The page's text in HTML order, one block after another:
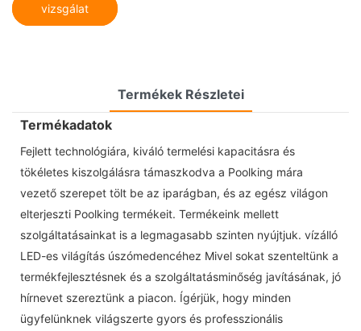
vizsgálat
Termékek Részletei
Termékadatok
Fejlett technológiára, kiváló termelési kapacitásra és
tökéletes kiszolgálásra támaszkodva a Poolking mára
vezető szerepet tölt be az iparágban, és az egész világon
elterjeszti Poolking termékeit. Termékeink mellett
szolgáltatásainkat is a legmagasabb szinten nyújtjuk. vízálló
LED-es világítás úszómedencéhez Mivel sokat szenteltünk a
termékfejlesztésnek és a szolgáltatásminőség javításának, jó
hírnevet szereztünk a piacon. Ígérjük, hogy minden
ügyfelünknek világszerte gyors és professzionális